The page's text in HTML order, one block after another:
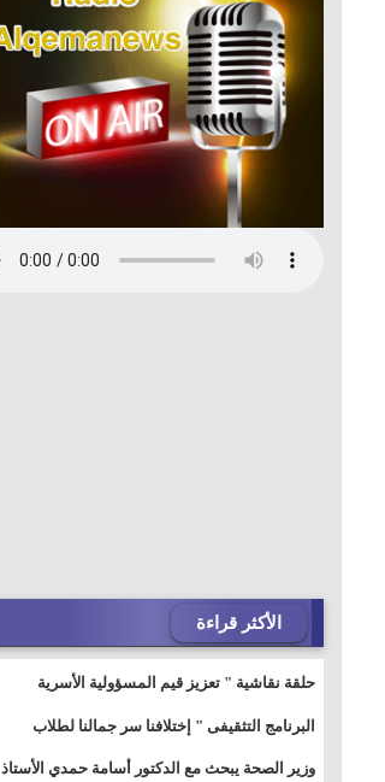
الأكثر قراءة
حلقة نقاشية " تعزيز قيم المسؤولية الأسرية
البرنامج التثقيفى " إختلافنا سر جمالنا لطلاب
وطالبات ذوى الهمهم" بمدارس التربية الخاصة
وزير الصحة يبحث مع الدكتور أسامة حمدي الأستاذ